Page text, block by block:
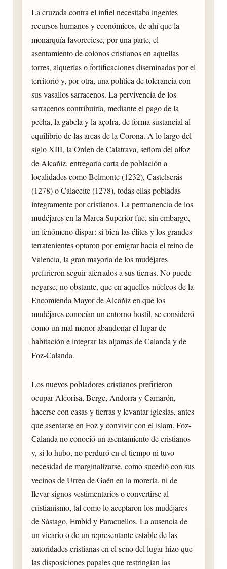
La cruzada contra el infiel necesitaba ingentes
recursos humanos y económicos, de ahí que la
monarquía favoreciese, por una parte, el
asentamiento de colonos cristianos en aquellas
torres, alquerías o fortificaciones diseminadas por el
territorio y, por otra, una política de tolerancia con
sus vasallos sarracenos. La pervivencia de los
sarracenos contribuiría, mediante el pago de la
pecha, la gabela y la açofra, de forma sustancial al
equilibrio de las arcas de la Corona. A lo largo del
siglo XIII, la Orden de Calatrava, señora del alfoz
de Alcañiz, entregaría carta de población a
localidades como Belmonte (1232), Castelserás
(1278) o Calaceite (1278), todas ellas pobladas
íntegramente por cristianos. La permanencia de los
mudéjares en la Marca Superior fue, sin embargo,
un fenómeno dispar: si bien las élites y los grandes
terratenientes optaron por emigrar hacia el reino de
Valencia, la gran mayoría de los mudéjares
prefirieron seguir aferrados a sus tierras. No puede
negarse, no obstante, que en aquellos núcleos de la
Encomienda Mayor de Alcañiz en que los
mudéjares conocían un entorno hostil, se consideró
como un mal menor abandonar el lugar de
habitación e integrar las aljamas de Calanda y de
Foz-Calanda.
Los nuevos pobladores cristianos prefirieron
ocupar Alcorisa, Berge, Andorra y Camarón,
hacerse con casas y tierras y levantar iglesias, antes
que asentarse en Foz y convivir con el islam. Foz-
Calanda no conoció un asentamiento de cristianos
y, si lo hubo, no perduró en el tiempo ni tuvo
necesidad de marginalizarse, como sucedió con sus
vecinos de Urrea de Gaén en la morería, ni de
llevar signos vestimentarios o convertirse al
cristianismo, tal como lo aceptaron los mudéjares
de Sástago, Embid y Paracuellos. La ausencia de
un vicario o de un representante estable de las
autoridades cristianas en el seno del lugar hizo que
las disposiciones papales que restringían las